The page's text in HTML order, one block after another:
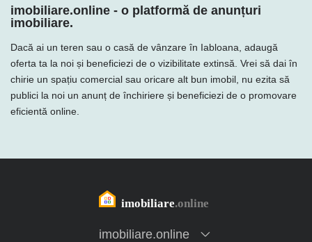
imobiliare.online - o platformă de anunțuri
imobiliare.
Dacă ai un teren sau o casă de vânzare în Iabloana, adaugă
oferta ta la noi și beneficiezi de o vizibilitate extinsă. Vrei să dai în
chirie un spațiu comercial sau oricare alt bun imobil, nu ezita să
publici la noi un anunț de închiriere și beneficiezi de o promovare
eficientă online.
imobiliare.online